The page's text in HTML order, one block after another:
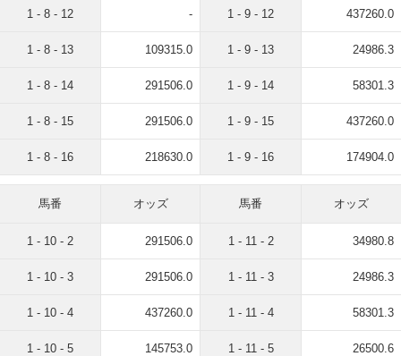
1 - 8 - 12 -
1 - 8 - 13 109315.0
1 - 8 - 14 291506.0
1 - 8 - 15 291506.0
1 - 8 - 16 218630.0
1 - 9 - 12 437260.0
1 - 9 - 13 24986.3
1 - 9 - 14 58301.3
1 - 9 - 15 437260.0
1 - 9 - 16 174904.0
馬番 オッズ
1 - 10 - 2 291506.0
1 - 10 - 3 291506.0
1 - 10 - 4 437260.0
1 - 10 - 5 145753.0
馬番 オッズ
1 - 11 - 2 34980.8
1 - 11 - 3 24986.3
1 - 11 - 4 58301.3
1 - 11 - 5 26500.6